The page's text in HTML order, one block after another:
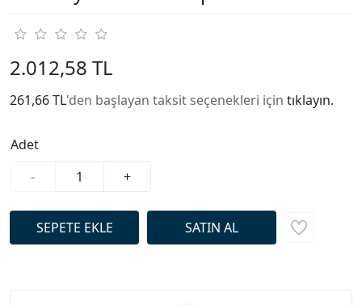
2.012,58 TL
261,66 TL'den başlayan taksit seçenekleri için tıklayın.
Adet
-
+